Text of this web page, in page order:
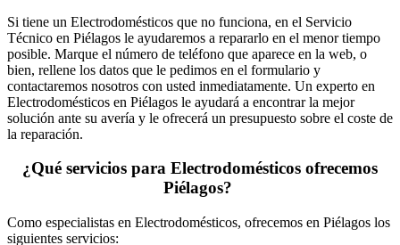
Si tiene un Electrodomésticos que no funciona, en el Servicio
Técnico en Piélagos le ayudaremos a repararlo en el menor tiempo
posible. Marque el número de teléfono que aparece en la web, o
bien, rellene los datos que le pedimos en el formulario y
contactaremos nosotros con usted inmediatamente. Un experto en
Electrodomésticos en Piélagos le ayudará a encontrar la mejor
solución ante su avería y le ofrecerá un presupuesto sobre el coste de
la reparación.
¿Qué servicios para Electrodomésticos ofrecemos
Piélagos?
Como especialistas en Electrodomésticos, ofrecemos en Piélagos los
siguientes servicios: